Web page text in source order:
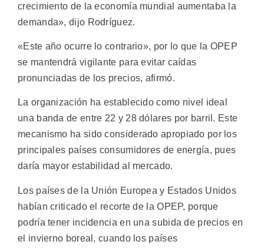
crecimiento de la economía mundial aumentaba la
demanda», dijo Rodríguez.
«Este año ocurre lo contrario», por lo que la OPEP
se mantendrá vigilante para evitar caídas
pronunciadas de los precios, afirmó.
La organización ha establecido como nivel ideal
una banda de entre 22 y 28 dólares por barril. Este
mecanismo ha sido considerado apropiado por los
principales países consumidores de energía, pues
daría mayor estabilidad al mercado.
Los países de la Unión Europea y Estados Unidos
habían criticado el recorte de la OPEP, porque
podría tener incidencia en una subida de precios en
el invierno boreal, cuando los países